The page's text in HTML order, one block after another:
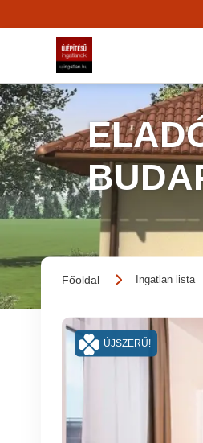
Főoldal Ingatlan lista
ÚJSZERŰ!